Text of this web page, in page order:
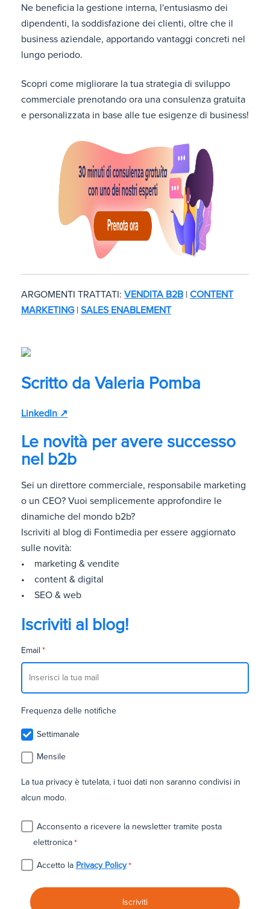
Ne beneficia la gestione interna, l'entusiasmo dei
dipendenti, la soddisfazione dei clienti, oltre che il
business aziendale, apportando vantaggi concreti nel
lungo periodo.
Scopri come migliorare la tua strategia di sviluppo
commerciale prenotando ora una consulenza gratuita
e personalizzata in base alle tue esigenze di business!
ARGOMENTI TRATTATI: VENDITA B2B | CONTENT
MARKETING | SALES ENABLEMENT
Scritto da Valeria Pomba
LinkedIn ↗
Le novità per avere successo
nel b2b
Sei un direttore commerciale, responsabile marketing
o un CEO? Vuoi semplicemente approfondire le
dinamiche del mondo b2b?
Iscriviti al blog di Fontimedia per essere aggiornato
sulle novità:
• marketing & vendite
• content & digital
• SEO & web
Iscriviti al blog!
Email *
Frequenza delle notifiche
Settimanale
Mensile
La tua privacy è tutelata, i tuoi dati non saranno condivisi in
alcun modo.
Acconsento a ricevere la newsletter tramite posta
elettronica*
Accetto la Privacy Policy *